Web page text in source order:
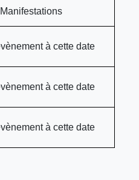
à cette date
à cette date
à cette date